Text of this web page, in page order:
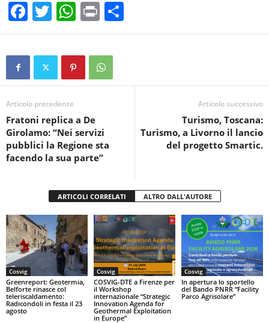
F
a
c
b
o
o
k
T
wi
tt
W
h
at
s
A
p
Pr
in
t
o
vi
Articolo precedente
Fratoni replica a De
Girolamo: “Nei servizi
pubblici la Regione sta
facendo la sua parte”
Articolo successivo
Turismo, Toscana:
Turismo, a Livorno il lancio
del progetto Smartic.
ARTICOLI CORRELATI ALTRO DALL'AUTORE
Cosvig
Greenreport: Geotermia,
Belforte rinasce col
teleriscaldamento:
Radicondoli in festa il 23
agosto
Cosvig
COSVIG-DTE a Firenze per
il Workshop
internazionale “Strategic
Innovation Agenda for
Geothermal Exploitation
in Europe”
Cosvig
In apertura lo sportello
del Bando PNRR “Facility
Parco Agrisolare”